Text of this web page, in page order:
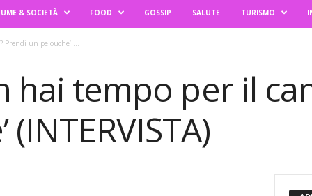
& SOCIETÀ FOOD GOSSIP SALUTE TURISMO
Prendi un pelouche’ ...
hai tempo per il